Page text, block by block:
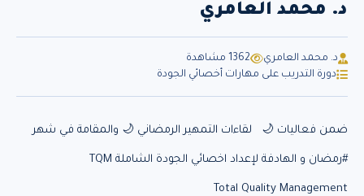
د. محمد العامري
د. محمد العامري
1362 مشاهدة
دورة التدريب على مهارات أخصائي الجودة
ضمن فعاليات 🌙 لقاءات التمهير الرمضاني 🌙 والمقامة في شهر
#رمضان و الهادفة لإعداد اخصائي الجودة الشاملة TQM
Total Quality Management